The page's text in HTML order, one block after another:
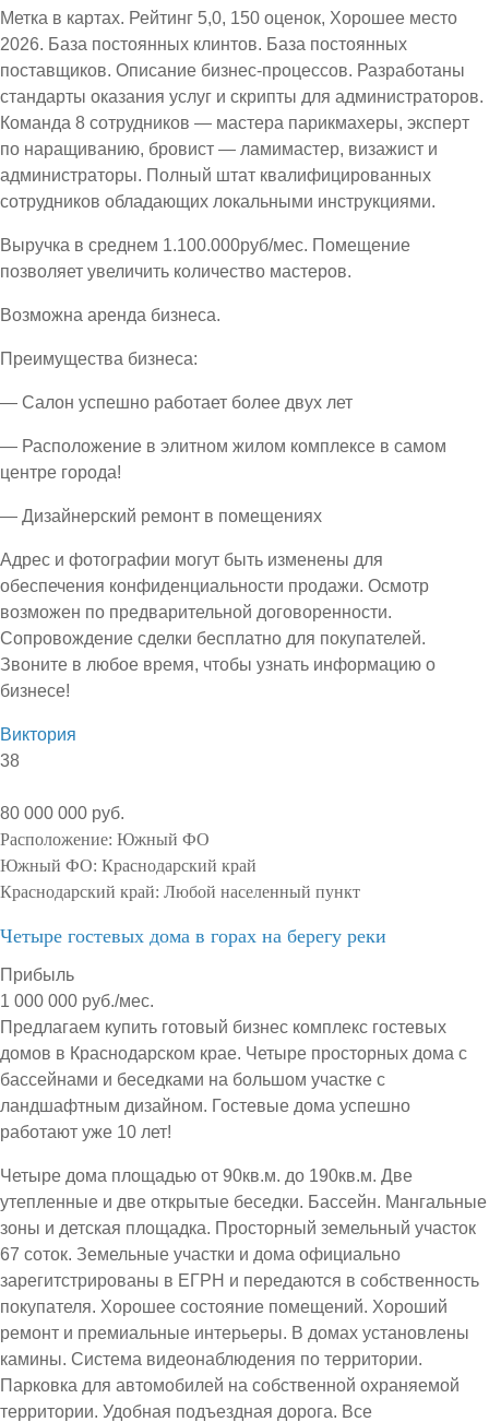
Метка в картах. Рейтинг 5,0, 150 оценок, Хорошее место
2026. База постоянных клинтов. База постоянных
поставщиков. Описание бизнес-процессов. Разработаны
стандарты оказания услуг и скрипты для администраторов.
Команда 8 сотрудников — мастера парикмахеры, эксперт
по наращиванию, бровист — ламимастер, визажист и
администраторы. Полный штат квалифицированных
сотрудников обладающих локальными инструкциями.
Выручка в среднем 1.100.000руб/мес. Помещение
позволяет увеличить количество мастеров.
Возможна аренда бизнеса.
Преимущества бизнеса:
— Салон успешно работает более двух лет
— Расположение в элитном жилом комплексе в самом
центре города!
— Дизайнерский ремонт в помещениях
Адрес и фотографии могут быть изменены для
обеспечения конфиденциальности продажи. Осмотр
возможен по предварительной договоренности.
Сопровождение сделки бесплатно для покупателей.
Звоните в любое время, чтобы узнать информацию о
бизнесе!
Виктория
38
80 000 000 руб.
Расположение: Южный ФО
Южный ФО: Краснодарский край
Краснодарский край: Любой населенный пункт
Четыре гостевых дома в горах на берегу реки
Прибыль
1 000 000 руб./мес.
Предлагаем купить готовый бизнес комплекс гостевых
домов в Краснодарском крае. Четыре просторных дома с
бассейнами и беседками на большом участке с
ландшафтным дизайном. Гостевые дома успешно
работают уже 10 лет!
Четыре дома площадью от 90кв.м. до 190кв.м. Две
утепленные и две открытые беседки. Бассейн. Мангальные
зоны и детская площадка. Просторный земельный участок
67 соток. Земельные участки и дома официально
зарегитстрированы в ЕГРН и передаются в собственность
покупателя. Хорошее состояние помещений. Хороший
ремонт и премиальные интерьеры. В домах установлены
камины. Система видеонаблюдения по территории.
Парковка для автомобилей на собственной охраняемой
территории. Удобная подъездная дорога. Все